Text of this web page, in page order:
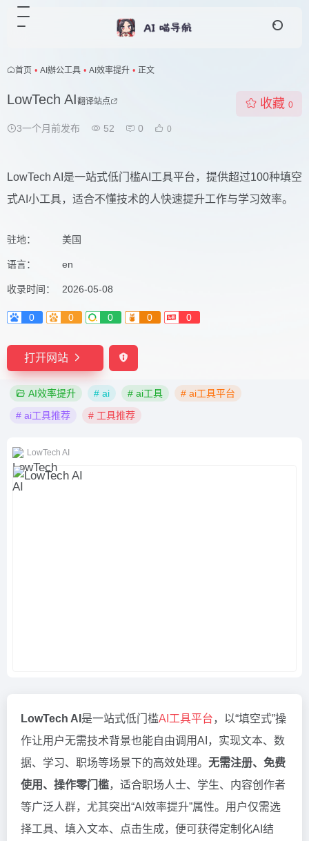
首页 • AI辦公工具 • AI效率提升 • 正文
LowTech AI翻译站点
3一个月前发布 52 0 0
收藏 0
LowTech AI是一站式低门槛AI工具平台，提供超过100种填空
式AI小工具，适合不懂技术的人快速提升工作与学习效率。
驻地： 美国
语言： en
收录时间： 2026-05-08
0 0 0 0 0
打开网站
AI效率提升 # ai # ai工具
# ai工具平台
# ai工具推荐
# 工具推荐
LowTech AI
LowTech AI 是一站式低门槛AI工具平台，以“填空式”操
作让用户无需技术背景也能自由调用AI，实现文本、数
据、学习、职场等场景下的高效处理。 无需注册、免费
使用、操作零门槛，适合职场人士、学生、内容创作者
等广泛人群，尤其突出“AI效率提升”属性。用户仅需选
择工具、填入文本、点击生成，便可获得定制化AI结